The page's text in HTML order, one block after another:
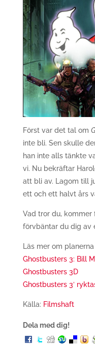
Först var det tal om
inte bli. Sen skulle
han inte alls tänkte
vi. Nu bekräftar
att bli av. Lagom till
ett och ett halvt års
Vad tror du, kommer
förvbäntar du dig av
Läs mer om
Ghostbusters 3: Bill
Ghostbusters 3D
Ghostbusters 3′
Källa: Filmshaft
Dela med dig!